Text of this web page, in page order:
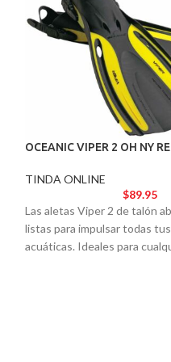
OCEANIC VIPER 2 OH NY
TINDA ONLINE
$89.95
Las aletas Viper 2 de talón
listas para impulsar todas
acuáticas. Ideales para